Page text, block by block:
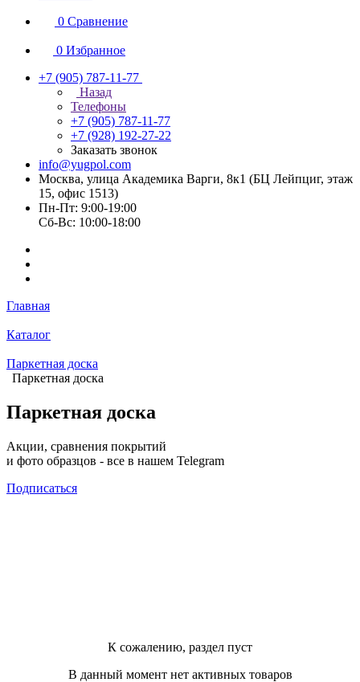
0 Сравнение
0 Избранное
+7 (905) 787-11-77
Назад
Телефоны
+7 (905) 787-11-77
+7 (928) 192-27-22
Заказать звонок
info@yugpol.com
Москва, улица Академика Варги, 8к1 (БЦ Лейпциг, этаж
15, офис 1513)
Пн-Пт: 9:00-19:00
Cб-Вс: 10:00-18:00
Главная
Каталог
Паркетная доска
Паркетная доска
Паркетная доска
Акции, сравнения покрытий
и фото образцов - все в нашем Telegram
Подписаться
К сожалению, раздел пуст
В данный момент нет активных товаров